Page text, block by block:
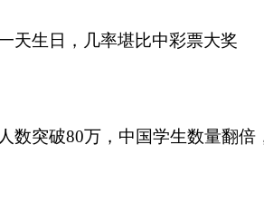
天生日，几率堪比中彩票大奖
数突破80万，中国学生数量翻倍